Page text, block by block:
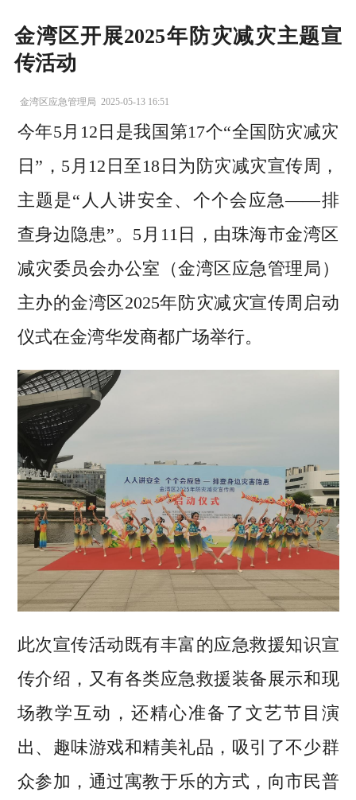
金湾区开展2025年防灾减灾主题宣
传活动
金湾区应急管理局 2025-05-13 16:51
今年5月12日是我国第17个“全国防灾减灾
日”，5月12日至18日为防灾减灾宣传周，
主题是“人人讲安全、个个会应急——排
查身边隐患”。5月11日，由珠海市金湾区
减灾委员会办公室（金湾区应急管理局）
主办的金湾区2025年防灾减灾宣传周启动
仪式在金湾华发商都广场举行。
此次宣传活动既有丰富的应急救援知识宣
传介绍，又有各类应急救援装备展示和现
场教学互动，还精心准备了文艺节目演
出、趣味游戏和精美礼品，吸引了不少群
众参加，通过寓教于乐的方式，向市民普